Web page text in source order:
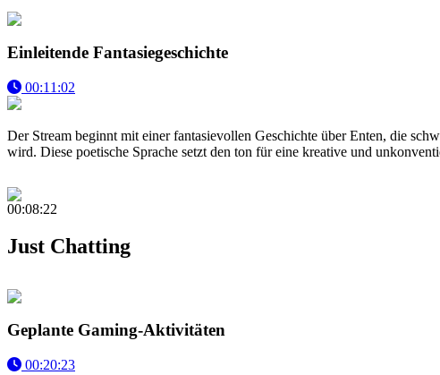
Einleitende Fantasiegeschichte
00:11:02
Der Stream beginnt mit einer fantasievollen Geschichte über Enten, die
wird. Diese poetische Sprache setzt den ton für eine kreative und
00:08:22
Just Chatting
Geplante Gaming-Aktivitäten
00:20:23